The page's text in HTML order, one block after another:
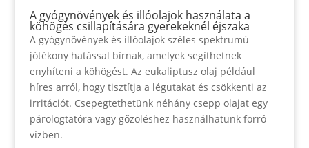
A gyógynövények és illóolajok használata a
köhögés csillapítására gyerekeknél éjszaka
A gyógynövények és illóolajok széles spektrumú
jótékony hatással bírnak, amelyek segíthetnek
enyhíteni a köhögést. Az eukaliptusz olaj például
híres arról, hogy tisztítja a légutakat és csökkenti az
irritációt. Csepegtethetünk néhány csepp olajat egy
párologtatóra vagy gőzöléshez használhatunk forró
vízben.